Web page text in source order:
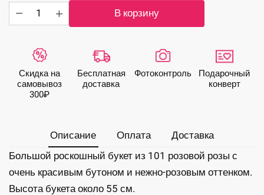
Количество
товара
стойких
розовых
роз
В корзину
Скидка на
самовывоз
300₽
Бесплатная
доставка
Фото­контроль
Подарочный
конверт
Описание Оплата
Доставка
Большой роскошный букет из 101 розовой розы с
очень красивым бутоном и нежно-розовым оттенком.
Высота букета около 55 см.